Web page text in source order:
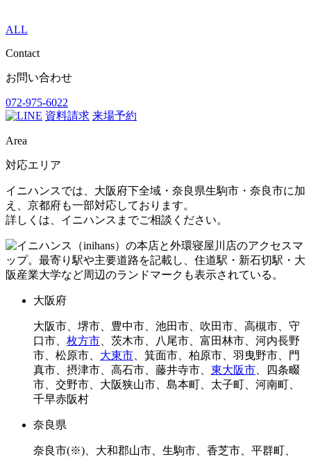
ALL
Contact
お問い合わせ
072-975-6022
資料請求 来場予約
Area
対応エリア
イニハンスでは、大阪府下全域・奈良県生駒市・奈良市に加
え、京都府も一部対応しております。
詳しくは、イニハンスまでご相談ください。
大阪府
大阪市、堺市、豊中市、池田市、吹田市、高槻市、守
口市、 枚方市 、茨木市、八尾市、富田林市、河内長野
市、松原市、 大東市 、箕面市、柏原市、羽曳野市、門
真市、摂津市、高石市、藤井寺市、 東大阪市 、四条畷
市、交野市、大阪狭山市、島本町、太子町、河南町、
千早赤阪村
奈良県
奈良市(※)、大和郡山市、生駒市、香芝市、平群町、